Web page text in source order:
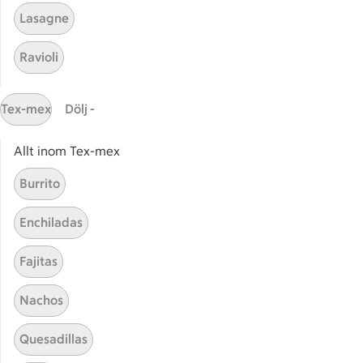
Afternoon tea muffins
Adventmuffins
Sidfot
Start
Få snabbt svar
FAQ
Kundservice
Kontakta oss
Massa erbjudanden
Bli stammis på ICA
Lasagne
Ravioli
Tex-mex Dölj -
Allt inom Tex-mex
Burrito
Enchiladas
Fajitas
Nachos
Quesadillas